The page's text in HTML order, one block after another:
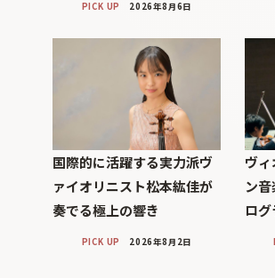
PICK UP 2026年8月6日
国際的に活躍する実力派ヴ
ァイオリニスト松本紘佳が
奏でる極上の響き
PICK UP 2026年8月2日
ヴ
ン
ロ